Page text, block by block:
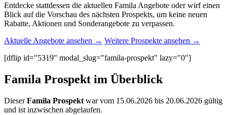
Entdecke stattdessen die aktuellen Famila Angebote oder wirf einen
Blick auf die Vorschau des nächsten Prospekts, um keine neuen
Rabatte, Aktionen und Sonderangebote zu verpassen.
Aktuelle Angebote ansehen → Weitere Prospekte ansehen →
[dflip id="5319" modal_slug="famila-prospekt" lazy="0"]
Famila Prospekt im Überblick
DieserFamila Prospekt war vom 15.06.2026 bis 20.06.2026 gültig
und ist inzwischen abgelaufen.